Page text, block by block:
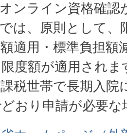
ンライン資格確認
は、原則として、
適用・標準負担額
度額が適用されま
税世帯で長期入院
おり申請が必要